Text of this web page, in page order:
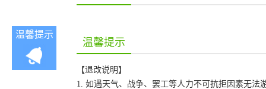
温馨提示
温馨提示
【退改说明】
1. 如遇天气、战争、罢工等人力不可抗拒因素无